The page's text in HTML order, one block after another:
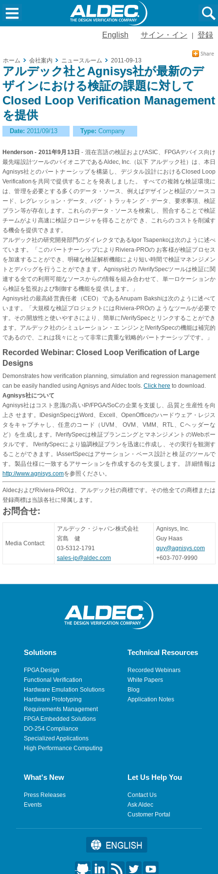
English サイン・イン 登録
ホーム 会社案内 ニュースルーム 2011-09-13
アルデック社とAgnisys社が最新のデ
ザインにおける検証の課題に対して
Closed Loop Verification Management
を提供
Date: 2011/09/13 Type: Company
Henderson - 2011年9月13日- 混在言語の検証およびASIC、FPGAデバイス向け
最先端設計ツールのパイオニアであるAldec, Inc.（以下 アルデック社）は、本日
Agnisys社とのパートナーシップを構築し、デジタル設計におけるClosed Loop
Verificationを共同で提供することを発表しました。 すべての複雑な検証環境に
は、管理を必要とする多くのデータ・ソース、例えばデザインと検証のソースコ
ード、レグレッション・データ、バグ・トラッキン グ・データ、要求事項、検証
プラン等が存在します。これらのデータ・ソースを検索し、照合することで検証
チームがより高速に検証クロージャを得ることがで き、これらのコストを削減す
る機会を提供できます。
アルデック社の研究開発部門のダイレクタであるIgor Tsapenkoは次のように述べ
ています。「このパートナーシップによりRiviera-PROの お客様が検証プロセス
を加速することができ、明確な検証解析機能により短い時間で検証マネンジメン
トとデバッグを行うことができます。Agnisys社の IVerifySpecツールは検証に関
連する全ての利用可能なソースからの情報を組み合わせて、単一ロケーションか
ら検証を監視および制御する機能を提 供します。」
Agnisys社の最高経営責任者（CEO）であるAnupam Bakshiは次のように述べて
います。「大規模な検証プロジェクトにはRiviera-PROの ようなツールが必要で
す。その開放性と使いやすさにより、簡単にIVerifySpecとリンクすることができ
ます。アルデック社のシミュレーション・エ ンジンとIVerifySpecの機能は補完的
であるので、これは我々にとって非常に貴重な戦略的パートナーシップです。」
Recorded Webinar: Closed Loop Verification of Large
Designs
Demonstrates how verification planning, simulation and regression management
can be easily handled using Agnisys and Aldec tools. Click here to download.
Agnisys社について
Agnisys社はコスト意識の高いIP/FPGA/SoCの企業を支援し、品質と生産性を向
上さ せます。IDesignSpecはWord、Excell、OpenOfficeのハードウェア・レジス
タをキャプチャし、任意のコード（UVM、 OVM、VMM、RTL、Cヘッダーな
ど）を生成します。IVerifySpecは検証プランニングとマネンジメントのWebポー
タルです。 IVerifySpecにより協調検証プランを迅速に作成し、その実行を観測す
ることができます。IAssertSpecはアサーション・ベース設計と検 証のツールで
す。製品仕様に一致するアサーションを作成するのを支援します。 詳細情報は
http://www.agnisys.comを参照ください。
AldecおよびRiviera-PROは、アルデック社の商標です。その他全ての商標または
登録商標は当該各社に帰属します。
お問合せ:
Media Contact:
アルデック・ジャパン株式会社
宮島 健
03-5312-1791
sales-jp@aldec.com
Agnisys, Inc.
Guy Haas
guy@agnisys.com
+603-707-9990
Solutions
FPGA Design
Functional Verification
Hardware Emulation Solutions
Hardware Prototyping
Requirements Management
FPGA Embedded Solutions
DO-254 Compliance
Specialized Applications
High Performance Computing
Technical Resources
Recorded Webinars
White Papers
Blog
Application Notes
What's New
Press Releases
Events
Let Us Help You
Contact Us
Ask Aldec
Customer Portal